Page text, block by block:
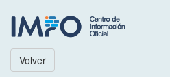
Volver